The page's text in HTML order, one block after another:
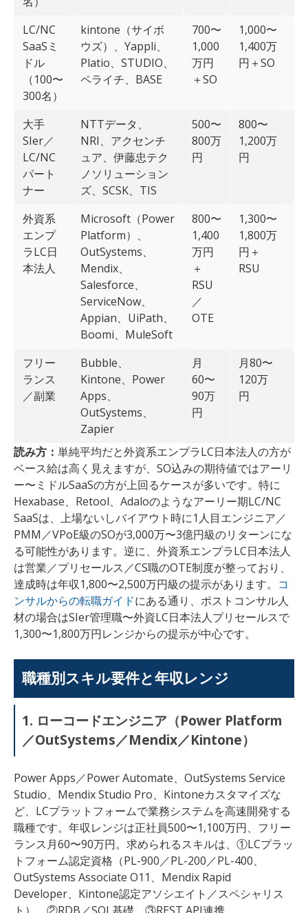
LC/NC
SaaSミ
ドル
（100〜
300名）
kintone（サイボ
ウズ）、Yappli、
Platio、STUDIO、
ペライチ、BASE
700〜
1,000
万円
＋SO
1,000〜
1,400万
円＋SO
大手
SIer／
LC/NC
パート
ナー
NTTデータ、
NRI、アクセンチ
ュア、伊藤忠テク
ノソリューション
ズ、SCSK、TIS
500〜
800万
円
800〜
1,200万
円
外資系
エンプ
ラLC日
本法人
Microsoft（Power
Platform）、
OutSystems、
Mendix、
Salesforce、
ServiceNow、
Appian、UiPath、
Boomi、MuleSoft
800〜
1,400
万円
＋
RSU
／
OTE
1,300〜
1,800万
円＋
RSU
フリー
ランス
／副業
Bubble、
Kintone、Power
Apps、
OutSystems、
Zapier
月
60〜
90万
円
月80〜
120万
円
読み方： 単純平均だと外資系エンプラLC日本法人の方が
ベース給は高く見えますが、SO込みの期待値ではアーリ
ー〜ミドルSaaSの方が上回るケースが多いです。特に
Hexabase、Retool、Adaloのようなアーリー期LC/NC
SaaSは、上場ないしバイアウト時に1人目エンジニア／
PMM／VPoE級のSOが3,000万〜3億円級のリターンにな
る可能性があります。逆に、外資系エンプラLC日本法人
は営業／プリセールス／CS職のOTE制度が整っており、
達成時は年収1,800〜2,500万円級の提示があります。 コ
ンサルからの転職ガイドにある通り、ポストコンサル人
材の場合はSIer管理職〜外資LC日本法人プリセールスで
1,300〜1,800万円レンジからの提示が中心です。
職種別スキル要件と年収レンジ
1. ローコードエンジニア（Power Platform
／OutSystems／Mendix／Kintone）
Power Apps／Power Automate、OutSystems Service
Studio、Mendix Studio Pro、Kintoneカスタマイズな
ど、LCプラットフォームで業務システムを高速開発する
職種です。年収レンジは正社員500〜1,100万円、フリー
ランス月60〜90万円。求められるスキルは、①LCプラッ
トフォーム認定資格（PL-900／PL-200／PL-400、
OutSystems Associate O11、Mendix Rapid
Developer、Kintone認定アソシエイト／スペシャリス